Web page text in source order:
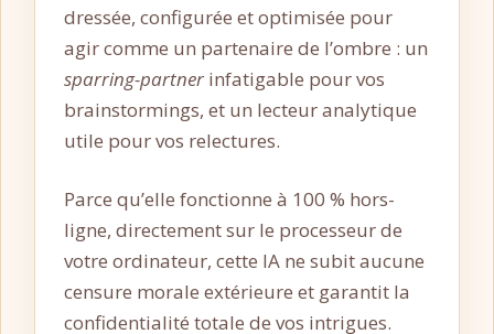
dressée, configurée et optimisée pour
agir comme un partenaire de l’ombre : un
sparring-partnerinfatigable pour vos
brainstormings, et un lecteur analytique
utile pour vos relectures.
Parce qu’elle fonctionne à 100 % hors-
ligne, directement sur le processeur de
votre ordinateur, cette IA ne subit aucune
censure morale extérieure et garantit la
confidentialité totale de vos intrigues.